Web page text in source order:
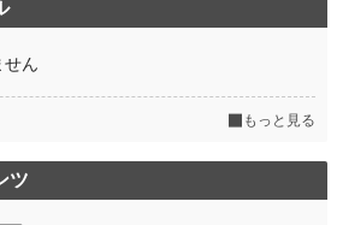
せん
もっと見る
ツ